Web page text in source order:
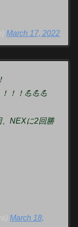
March 17, 2022
！！💪💪💪
、NEXに2回勝
March 18,